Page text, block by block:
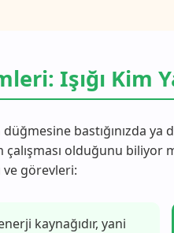
Işığı Kim
bastığınızda ya
çalışması olduğunu
görevleri:
kaynağıdır, yani